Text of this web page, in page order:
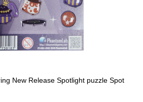
New Release Spotlight puzzle Spot